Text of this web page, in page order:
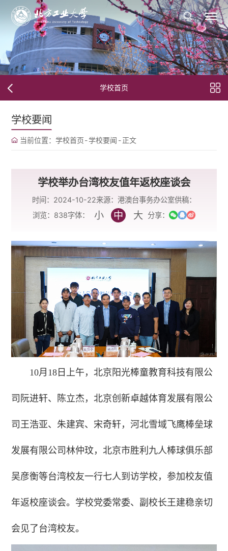
学校首页
学校要闻
当前位置： 学校首页-学校要闻 -正文
学校举办台湾校友值年返校座谈会
时间：2024-10-22来源：港澳台事务办公室供稿：
浏览： 838字体： 小 中 大 分享：
10月18日上午，北京阳光棒童教育科技有限公
司阮进轩、陈立杰，北京创新卓越体育发展有限公
司王浩亚、朱建宾、宋奇轩，河北雪域飞鹰棒垒球
发展有限公司林仲玟，北京市胜利九人棒球俱乐部
吴彦衡等台湾校友一行七人到访学校，参加校友值
年返校座谈会。学校党委常委、副校长王建稳亲切
会见了台湾校友。